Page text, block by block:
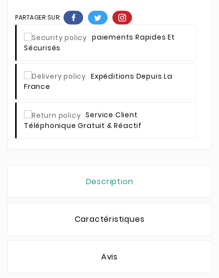
PARTAGER SUR:
Paiements Rapides Et
Sécurisés
Expéditions Depuis La
France
Service Client
Téléphonique Gratuit & Réactif
Description
Caractéristiques
Avis